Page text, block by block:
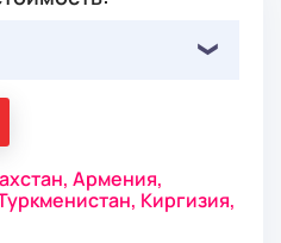
Армения,
Киргизия,